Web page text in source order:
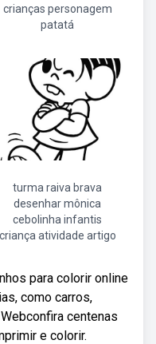
crianças personagem
patatá
turma raiva brava
desenhar mônica
cebolinha infantis
criança atividade artigo
para colorir online
como carros,
centenas
e colorir.